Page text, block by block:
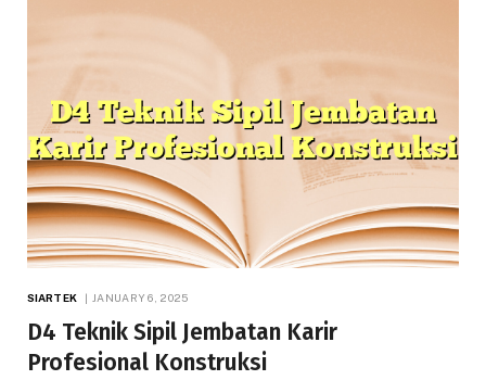
SIARTEK JANUARY 6, 2025
D4 Teknik Sipil Jembatan Karir
Profesional Konstruksi